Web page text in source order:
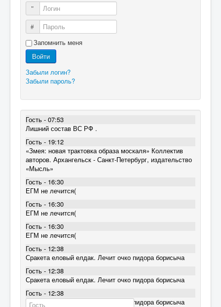
Логин
Пароль
Запомнить меня
Войти
Забыли логин?
Забыли пароль?
Гость - 07:53
Лишний состав ВС РФ .
Гость - 19:12
«Змея: новая трактовка образа москаля» Коллектив
авторов. Архангельск - Санкт-Петербург, издательство
«Мысль»
Гость - 16:30
ЕГМ не лечится(
Гость - 16:30
ЕГМ не лечится(
Гость - 16:30
ЕГМ не лечится(
Гость - 12:38
Сракета еловый елдак. Лечит очко пидора борисыча
Гость - 12:38
Сракета еловый елдак. Лечит очко пидора борисыча
Гость - 12:38
Сракета еловый елдак. Лечит очко пидора борисыча